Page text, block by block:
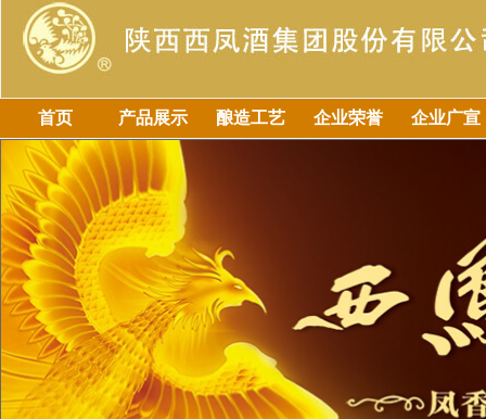
首页 产品展示 酿造工艺 企业荣誉 企业广宣